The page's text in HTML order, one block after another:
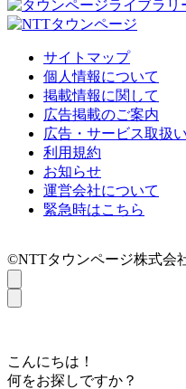
サイトマップ
個人情報について
掲載情報に関して
広告掲載のご案内
広告・サービス取扱
利用規約
お知らせ
運営会社について
緊急時はこちら
©NTTタウンページ株式会社
こんにちは！
何をお探しですか？